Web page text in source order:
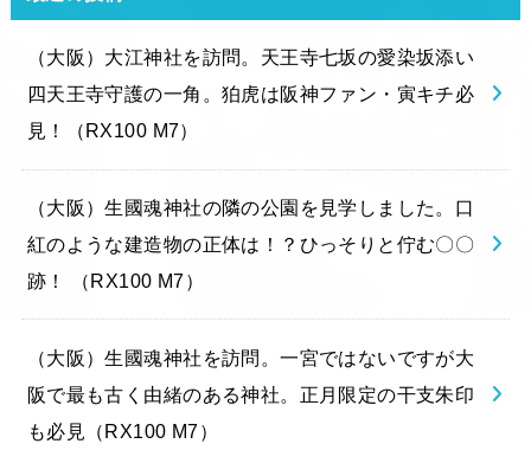
（大阪）大江神社を訪問。天王寺七坂の愛染坂添い
四天王寺守護の一角。狛虎は阪神ファン・寅キチ必
見！（RX100 M7）
（大阪）生國魂神社の隣の公園を見学しました。口
紅のような建造物の正体は！？ひっそりと佇む〇〇
跡！ （RX100 M7）
（大阪）生國魂神社を訪問。一宮ではないですが大
阪で最も古く由緒のある神社。正月限定の干支朱印
も必見（RX100 M7）